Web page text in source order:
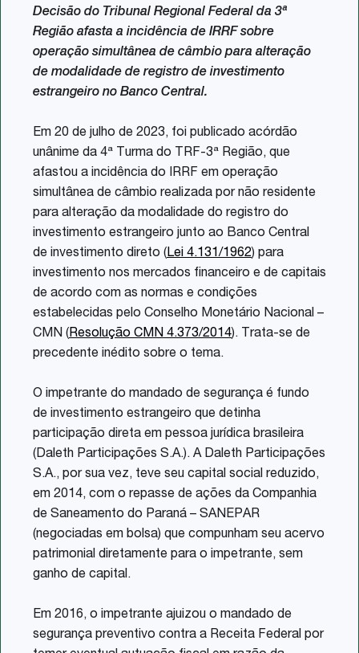
Decisão do Tribunal Regional Federal da 3ª
Região afasta a incidência de IRRF sobre
operação simultânea de câmbio para alteração
de modalidade de registro de investimento
estrangeiro no Banco Central.
Em 20 de julho de 2023, foi publicado acórdão
unânime da 4ª Turma do TRF-3ª Região, que
afastou a incidência do IRRF em operação
simultânea de câmbio realizada por não residente
para alteração da modalidade do registro do
investimento estrangeiro junto ao Banco Central
de investimento direto (Lei 4.131/1962) para
investimento nos mercados financeiro e de capitais
de acordo com as normas e condições
estabelecidas pelo Conselho Monetário Nacional –
CMN (Resolução CMN 4.373/2014). Trata-se de
precedente inédito sobre o tema.
O impetrante do mandado de segurança é fundo
de investimento estrangeiro que detinha
participação direta em pessoa jurídica brasileira
(Daleth Participações S.A.). A Daleth Participações
S.A., por sua vez, teve seu capital social reduzido,
em 2014, com o repasse de ações da Companhia
de Saneamento do Paraná – SANEPAR
(negociadas em bolsa) que compunham seu acervo
patrimonial diretamente para o impetrante, sem
ganho de capital.
Em 2016, o impetrante ajuizou o mandado de
segurança preventivo contra a Receita Federal por